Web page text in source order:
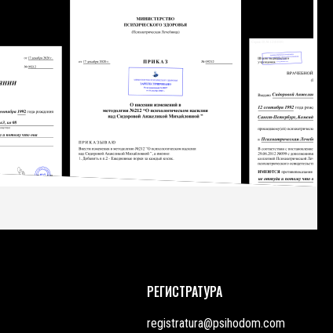
РЕГИСТРАТУРА
registratura@psihodom.com